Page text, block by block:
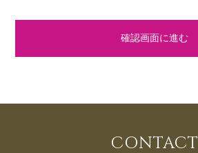
確認画面に進む
CONTACT